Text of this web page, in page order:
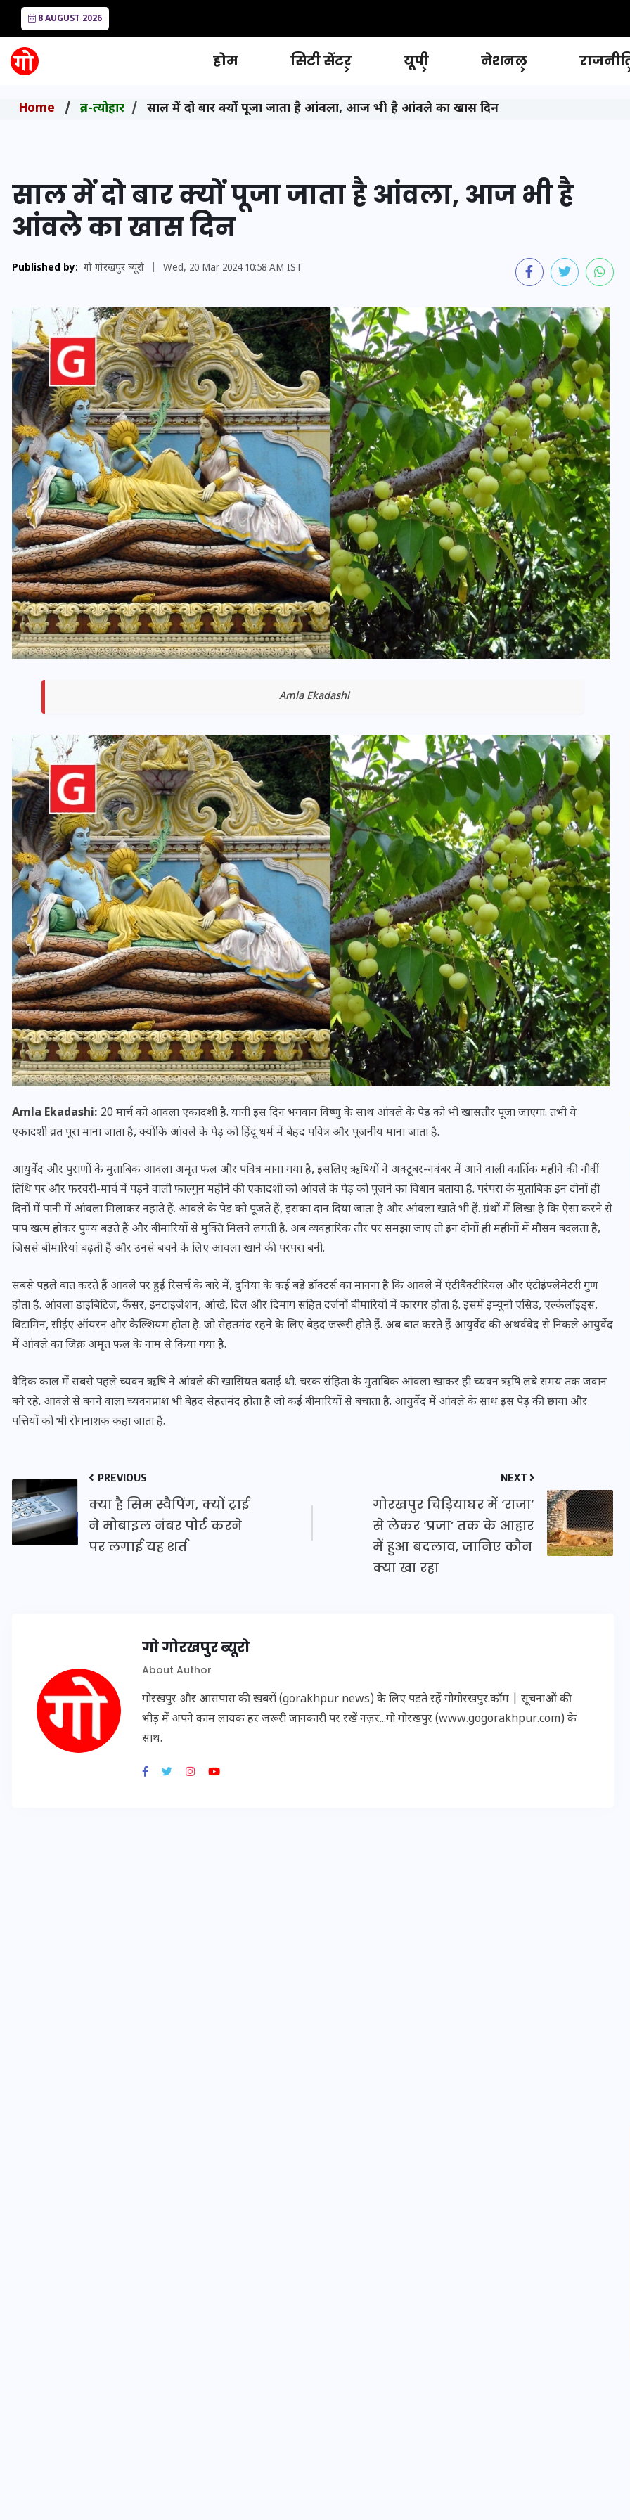
8 AUGUST 2026
होम सिटी सेंटर यूपी नेशनल
Home व्रत-त्योहार साल में दो बार क्यों पूजा जाता है आंवला, आज भी है आंवले का खास दिन
साल में दो बार क्यों पूजा जाता है आंवला, आज भी है
आंवले का खास दिन
Published by: गो गोरखपुर ब्यूरो Wed, 20 Mar 2024 10:58 AM IST
Amla Ekadashi
Amla Ekadashi: 20 मार्च को आंवला एकादशी है. यानी इस दिन भगवान विष्णु के साथ आंवले के पेड़ को भी खासतौर पूजा जाएगा. तभी ये
एकादशी व्रत पूरा माना जाता है, क्योंकि आंवले के पेड़ को हिंदू धर्म में बेहद पवित्र और पूजनीय माना जाता है.
आयुर्वेद और पुराणों के मुताबिक आंवला अमृत फल और पवित्र माना गया है, इसलिए ऋषियों ने अक्टूबर-नवंबर में आने वाली कार्तिक महीने की नौवीं
तिथि पर और फरवरी-मार्च में पड़ने वाली फाल्गुन महीने की एकादशी को आंवले के पेड़ को पूजने का विधान बताया है. परंपरा के मुताबिक इन दोनों ही
दिनों में पानी में आंवला मिलाकर नहाते हैं. आंवले के पेड़ को पूजते हैं, इसका दान दिया जाता है और आंवला खाते भी हैं. ग्रंथों में लिखा है कि ऐसा करने से
पाप खत्म होकर पुण्य बढ़ते हैं और बीमारियों से मुक्ति मिलने लगती है. अब व्यवहारिक तौर पर समझा जाए तो इन दोनों ही महीनों में मौसम बदलता है,
जिससे बीमारियां बढ़ती हैं और उनसे बचने के लिए आंवला खाने की परंपरा बनी.
सबसे पहले बात करते हैं आंवले पर हुई रिसर्च के बारे में, दुनिया के कई बड़े डॉक्टर्स का मानना है कि आंवले में एंटीबैक्टीरियल और एंटीइंफ्लेमेटरी गुण
होता है. आंवला डाइबिटिज, कैंसर, इनटाइजेशन, आंखे, दिल और दिमाग सहित दर्जनों बीमारियों में कारगर होता है. इसमें इम्यूनो एसिड, एल्केलॉइड्स,
विटामिन, सीईए ऑयरन और कैल्शियम होता है. जो सेहतमंद रहने के लिए बेहद जरूरी होते हैं. अब बात करते हैं आयुर्वेद की अथर्ववेद से निकले आयुर्वेद
में आंवले का जिक्र अमृत फल के नाम से किया गया है.
वैदिक काल में सबसे पहले च्यवन ऋषि ने आंवले की खासियत बताई थी. चरक संहिता के मुताबिक आंवला खाकर ही च्यवन ऋषि लंबे समय तक जवान
बने रहे. आंवले से बनने वाला च्यवनप्राश भी बेहद सेहतमंद होता है जो कई बीमारियों से बचाता है. आयुर्वेद में आंवले के साथ इस पेड़ की छाया और
पत्तियों को भी रोगनाशक कहा जाता है.
PREVIOUS
क्या है सिम स्वैपिंग, क्यों ट्राई
ने मोबाइल नंबर पोर्ट करने
पर लगाई यह शर्त
NEXT
गोरखपुर चिड़ियाघर में ‘राजा’
से लेकर ‘प्रजा’ तक के आहार
में हुआ बदलाव, जानिए कौन
क्या खा रहा
गो गोरखपुर ब्यूरो
About Author
गोरखपुर और आसपास की खबरों (gorakhpur news) के लिए पढ़ते रहें गोगोरखपुर.कॉम | सूचनाओं की
भीड़ में अपने काम लायक हर जरूरी जानकारी पर रखें नज़र...गो गोरखपुर (www.gogorakhpur.com) के
साथ.
यूपी लेखपाल भर्ती: ओबीसी को
मिली बड़ी राहत, 2158 पदों पर
बंपर वैकेंसी, जनरल कोटे में भारी
कटौती
29 दिसम्बर 2025
वोटर लिस्ट पुनरीक्षण कार्यक्रम में
हुआ बदलाव, देखें नई तारीखों की
पूरी लिस्ट
30 दिसम्बर 2025
भारत में स्टारलिंक की लैंडिंग में
अड़चन: डेटा सिक्योरिटी और
स्पेक्ट्रम की कीमत पर फंसा पेंच,
आया बड़ा अपडेट
30 दिसम्बर 2025
भारत में स्टारलिंक की लैंडिंग में
अड़चन: डेटा सिक्योरिटी और
स्पेक्ट्रम की कीमत पर फंसा पेंच,
आया बड़ा अपडेट
30 दिसम्बर 2025
UPSSSC Lekhpal Recruitment
2025: यूपी में लेखपाल के पदों
पर बंपर भर्ती का विज्ञापन जारी,
जानें कब से शुरू होंगे आवेदन
UPSSSC Lekhpal Recruitment
2025: यूपी में लेखपाल के पदों
पर बंपर भर्ती का विज्ञापन जारी,
जानें कब से शुरू होंगे आवेदन
जिस कमरे में बिना बिजली-पंखे
के बीते 4 साल, उसे देख भावुक
हुए बृजभूषण सिंह, कहा-यहीं
तपकर बना सोना
जिस कमरे में बिना बिजली-पंखे
के बीते 4 साल, उसे देख भावुक
हुए बृजभूषण सिंह, कहा-यहीं
तपकर बना सोना